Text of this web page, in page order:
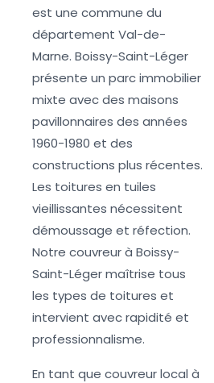
est une commune du
département Val-de-
Marne. Boissy-Saint-Léger
présente un parc immobilier
mixte avec des maisons
pavillonnaires des années
1960-1980 et des
constructions plus récentes.
Les toitures en tuiles
vieillissantes nécessitent
démoussage et réfection.
Notre couvreur à Boissy-
Saint-Léger maîtrise tous
les types de toitures et
intervient avec rapidité et
professionnalisme.
En tant que couvreur local à